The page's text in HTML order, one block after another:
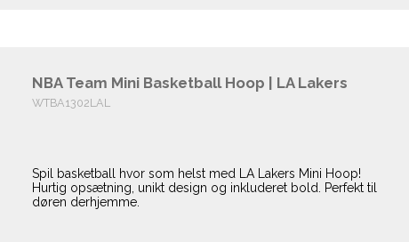
NBA Team Mini Basketball Hoop | LA Lakers
WTBA1302LAL
Spil basketball hvor som helst med LA Lakers Mini Hoop!
Hurtig opsætning, unikt design og inkluderet bold. Perfekt til
døren derhjemme.